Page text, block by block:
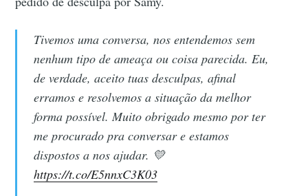
Tivemos uma conversa, nos entendemos sem
nenhum tipo de ameaça ou coisa parecida. Eu,
de verdade, aceito tuas desculpas, afinal
erramos e resolvemos a situação da melhor
forma possível. Muito obrigado mesmo por ter
me procurado pra conversar e estamos
dispostos a nos ajudar. 💛
https://t.co/E5nnxC3K03